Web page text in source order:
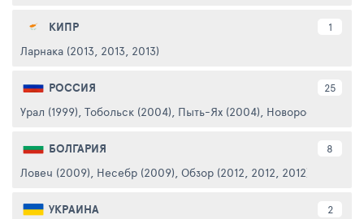
КИПР 1
Ларнака (2013, 2013, 2013)
РОССИЯ 25
Урал (1999), Тобольск (2004), Пыть-Ях (2004), Новороссийск
БОЛГАРИЯ 8
Ловеч (2009), Несебр (2009), Обзор (2012, 2012, 2012)
УКРАИНА 2